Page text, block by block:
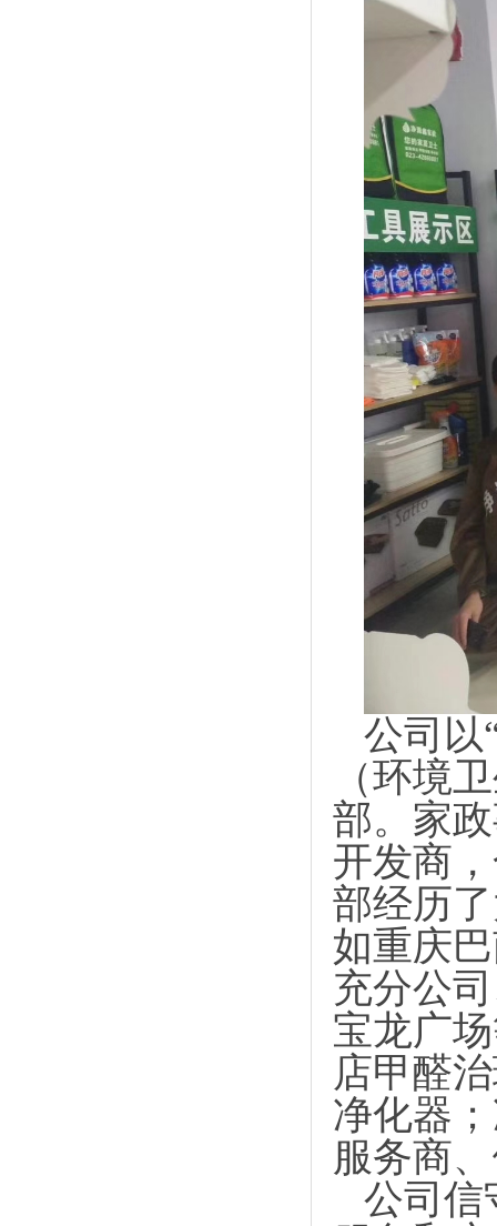
公司以
（环境
部。家
开发商
部经历
如重庆
充分公
宝龙广
店甲醛
净化器
服务商
公司信